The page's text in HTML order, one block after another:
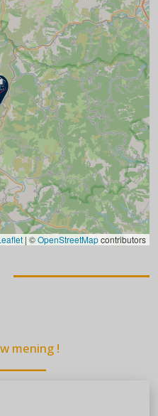
| ©OpenStreetMapcontributors
mening !